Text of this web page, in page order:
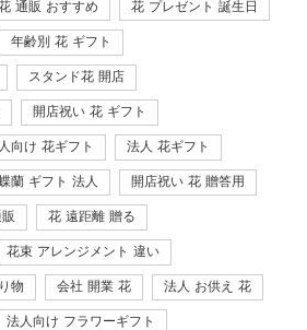
通販 おすすめ 花 プレゼント 誕生日
年齢別 花 ギフト
スタンド花 開店
開店祝い 花 ギフト
向け 花ギフト 法人 花ギフト
蘭 ギフト 法人 開店祝い 花 贈答用
花 遠距離 贈る
花束 アレンジメント 違い
物 会社 開業 花 法人 お供え 花
法人向け フラワーギフト